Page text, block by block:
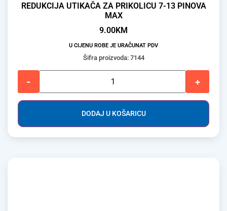
REDUKCIJA UTIKAČA ZA PRIKOLICU 7-13 PINOVA
MAX
9.00KM
U CIJENU ROBE JE URAČUNAT PDV
Šifra proizvoda: 7144
- +
DODAJ U KOŠARICU